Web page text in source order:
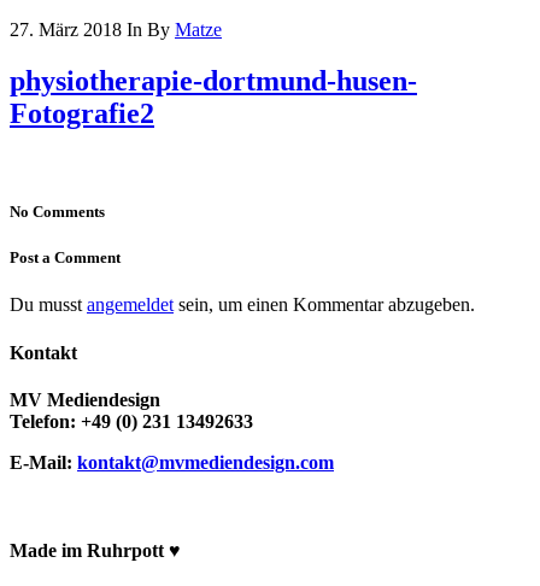
27. März 2018 In By Matze
physiotherapie-dortmund-husen-
Fotografie2
No Comments
Post a Comment
Du musst angemeldet sein, um einen Kommentar abzugeben.
Kontakt
MV Mediendesign
Telefon: +49 (0) 231 13492633
E-Mail: kontakt@mvmediendesign.com
Made im Ruhrpott ♥